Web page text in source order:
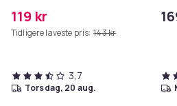
119 kr
Tidligere laveste pris: 143 kr
3,7
torsdag, 20 aug.